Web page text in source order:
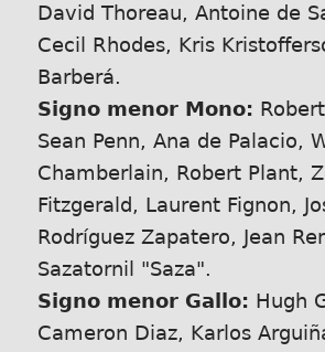
David Thoreau, Antoine de
Cecil Rhodes, Kris
Barberá.
Signo menor Mono:
Sean Penn, Ana de Palacio,
Chamberlain, Robert Plant,
Fitzgerald, Laurent Fignon,
Rodríguez Zapatero, Jean
Sazatornil
Saza .
Signo menor Gallo: Hugh
Cameron Diaz, Karlos